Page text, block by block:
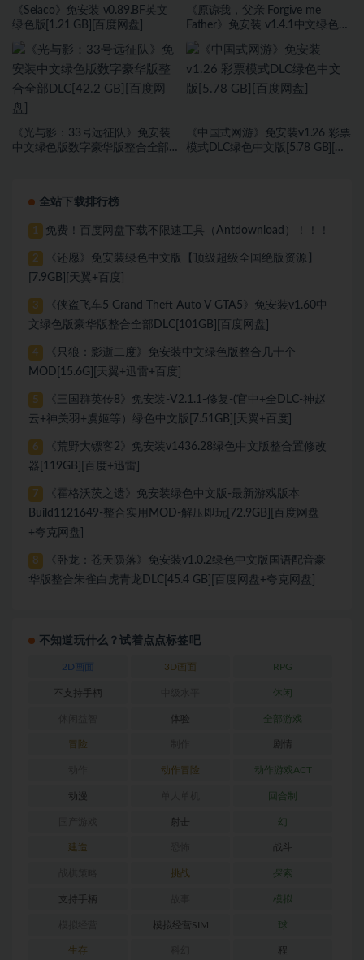
《Selaco》免安装 v0.89.BF英文
绿色版[1.21 GB][百度网盘]
《原谅我，父亲 Forgive me
Father》免安装 v1.4.1中文绿色版
《光与影：33号远征队》免安装
中文绿色版数字豪华版整合全部
《中国式网游》免安装v1.26 彩票
模式DLC绿色中文版[5.78 GB][百
全站下载排行榜
1 免费！百度网盘下载不限速工具（Antdownload）！！！
2
《还愿》免安装绿色中文版【顶级超级全国绝版资源】
[7.9GB][天翼+百度]
3
《侠盗飞车5 Grand Theft Auto V GTA5》免安装v1.60中
文绿色版豪华版整合全部DLC[101GB][百度网盘]
4
《只狼：影逝二度》免安装中文绿色版整合几十个
MOD[15.6G][天翼+迅雷+百度]
5
《三国群英传8》免安装-V2.1.1-修复-(官中+全DLC-神赵
云+神关羽+虞姬等）绿色中文版[7.51GB][天翼+百度]
6
《荒野大镖客2》免安装v1436.28绿色中文版整合置修改
器[119GB][百度+迅雷]
7
《霍格沃茨之遗》免安装绿色中文版-最新游戏版本
Build1121649-整合实用MOD-解压即玩[72.9GB][百度网盘
+夸克网盘]
8
《卧龙：苍天陨落》免安装v1.0.2绿色中文版国语配音豪
华版整合朱雀白虎青龙DLC[45.4 GB][百度网盘+夸克网盘]
不知道玩什么？试着点点标签吧
2D画面 3D画面 RPG
不支持手柄 休闲
体验 全部游戏
冒险 剧情
动作冒险 动作游戏ACT
动漫 回合制
射击 幻
建造 战斗
挑战 探索
支持手柄 模拟
模拟经营SIM 球
生存 程